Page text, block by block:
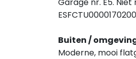
Buiten /
Moderne, mooi